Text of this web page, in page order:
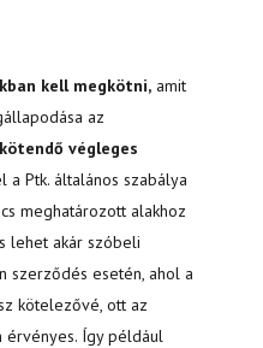
kell megkötni,amit
az
végleges
a Ptk. általános szabálya
meghatározott alakhoz
lehet akár szóbeli
szerződés esetén, ahol a
kötelezővé, ott az
érvényes. Így például